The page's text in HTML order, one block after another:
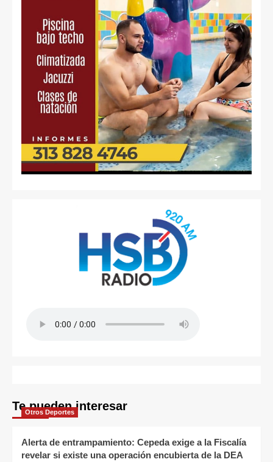
Te pueden interesar
Otros Deportes
Alerta de entrampamiento: Cepeda exige a la Fiscalía
revelar si existe una operación encubierta de la DEA